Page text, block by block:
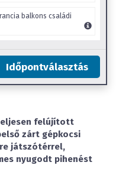
balkons családi
Időpontválasztás
felújított
zárt gépkocsi
játszótérrel,
nyugodt pihenést